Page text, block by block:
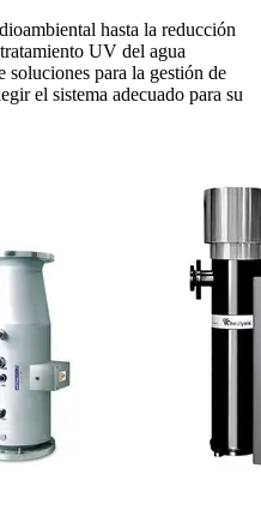
hasta la reducción
UV del agua
soluciones para la gestión de
el sistema adecuado para su